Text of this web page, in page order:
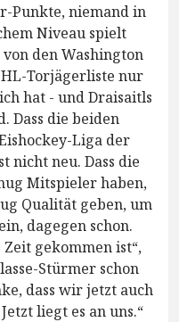
Punkte, niemand in
Niveau spielt
den Washington
Torjägerliste nur
hat - und Draisaitls
Dass die beiden
Liga der
nicht neu. Dass die
Mitspieler haben,
Qualität geben, um
dagegen schon.
gekommen ist“,
Stürmer schon
dass wir jetzt auch
liegt es an uns.“